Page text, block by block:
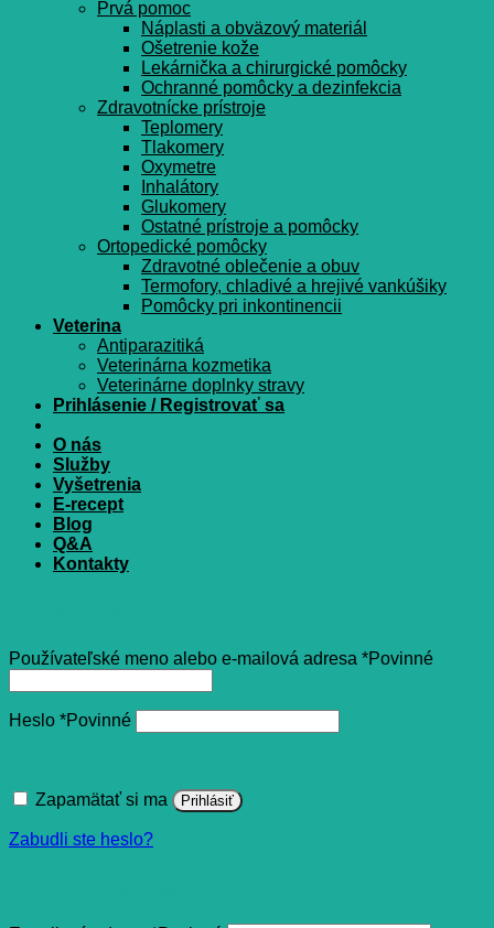
Prvá pomoc
Náplasti a obväzový materiál
Ošetrenie kože
Lekárnička a chirurgické pomôcky
Ochranné pomôcky a dezinfekcia
Zdravotnícke prístroje
Teplomery
Tlakomery
Oxymetre
Inhalátory
Glukomery
Ostatné prístroje a pomôcky
Ortopedické pomôcky
Zdravotné oblečenie a obuv
Termofory, chladivé a hrejivé vankúšiky
Pomôcky pri inkontinencii
Veterina
Antiparazitiká
Veterinárna kozmetika
Veterinárne doplnky stravy
Prihlásenie / Registrovať sa
O nás
Služby
Vyšetrenia
E-recept
Blog
Q&A
Kontakty
Používateľské meno alebo e-mailová adresa *Povinné
Heslo *Povinné
Zapamätať si ma Prihlásiť
Zabudli ste heslo?